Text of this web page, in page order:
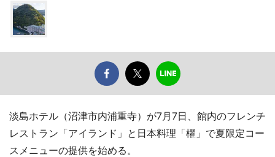
淡島ホテル（沼津市内浦重寺）が7月7日、館内のフレンチ
レストラン「アイランド」と日本料理「櫂」で夏限定コー
スメニューの提供を始める。